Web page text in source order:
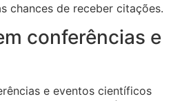
chances de receber citações.
conferências e
e eventos científicos